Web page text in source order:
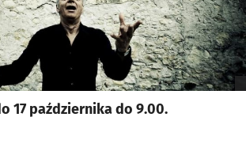
17 października do 9.00.